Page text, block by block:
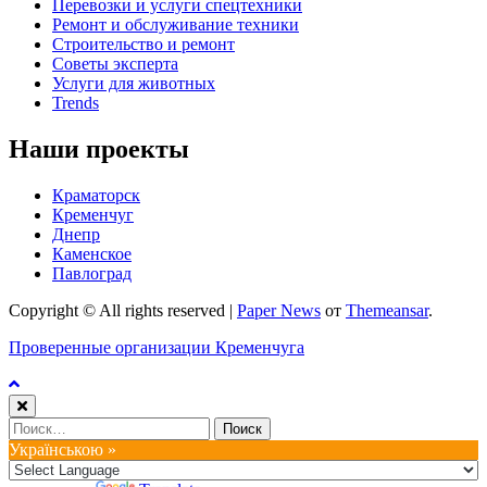
Перевозки и услуги спецтехники
Ремонт и обслуживание техники
Строительство и ремонт
Советы эксперта
Услуги для животных
Trends
Наши проекты
Краматорск
Кременчуг
Днепр
Каменское
Павлоград
Copyright © All rights reserved | Paper News от Themeansar.
Проверенные организации Кременчуга
Найти:
Українською »